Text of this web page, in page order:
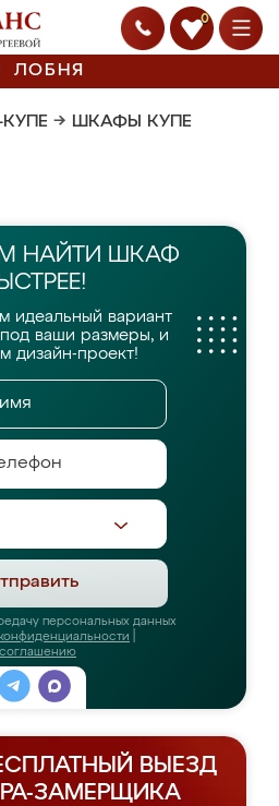
0
ЛОБНЯ
→ ШКАФЫ КУПЕ
НАЙТИ ШКАФ
идеальный вариант
под ваши размеры, и
дизайн-проект!
персональных данных
соглашению
ВЫЕЗД
ЗАМЕРЩИКА